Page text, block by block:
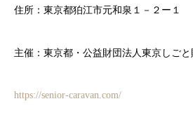
住所：東京都狛江市元和泉１－２ー１
主催：東京都・公益財団法人東京しごと
https://senior-caravan.com/